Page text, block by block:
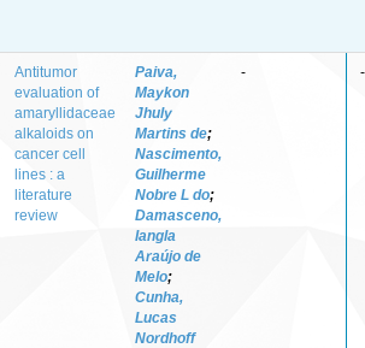
Antitumor
evaluation of
amaryllidaceae
alkaloids on
cancer cell
lines : a
literature
review
Paiva,
Maykon
Jhuly
Martins de;
Nascimento,
Guilherme
Nobre L do;
Damasceno,
Iangla
Araújo de
Melo;
Cunha,
Lucas
Nordhoff
- -